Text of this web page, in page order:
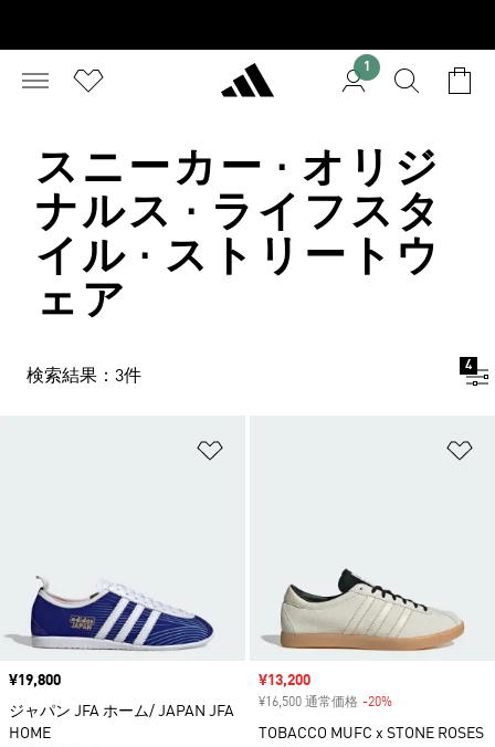
1
スニーカー · オリジ
ナルス · ライフスタ
イル · ストリートウ
ェア
検索結果：3件
4
価格
¥19,800
ジャパン JFA ホーム/ JAPAN JFA
HOME
セール価格
¥13,200
¥16,500 通常価格 -20%
TOBACCO MUFC x STONE ROSES